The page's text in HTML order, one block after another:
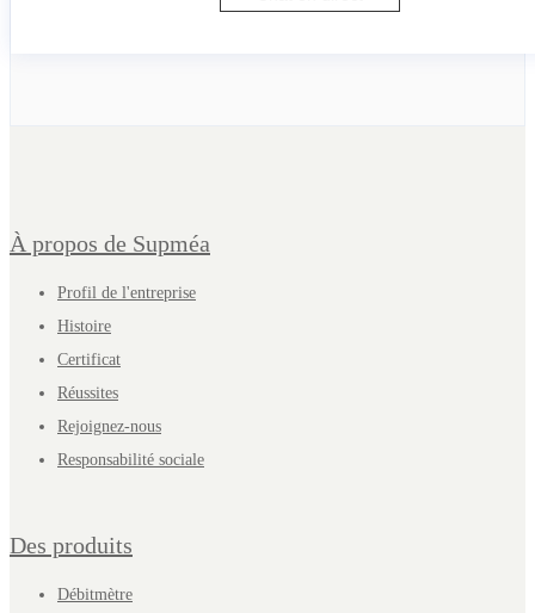
À propos de Supméa
Profil de l'entreprise
Histoire
Certificat
Réussites
Rejoignez-nous
Responsabilité sociale
Des produits
Débitmètre